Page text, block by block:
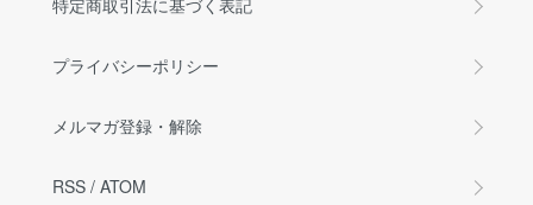
特定商取引法に基づく表記
プライバシーポリシー
メルマガ登録・解除
RSS / ATOM